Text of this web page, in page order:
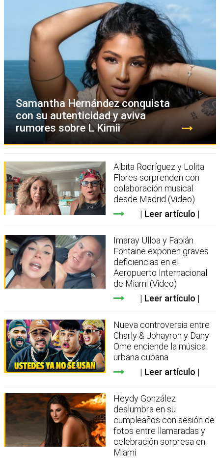
Samantha Hernández conquista
con su autenticidad y aviva
rumores sobre L Kimii
Albita Rodríguez y Lolita
Flores sorprenden con
colaboración musical
desde Madrid (Video)
Leer artículo
Imaray Ulloa y Fabián
Fontaine exponen graves
deficiencias en el
Aeropuerto Internacional
de Miami (Video)
Leer artículo
Nueva controversia entre
Charly & Johayron y Dany
Ome enciende la música
urbana cubana
Leer artículo
Heydy González
deslumbra en su
cumpleaños con sesión de
fotos entre llamaradas y
celebración sorpresa en
Miami